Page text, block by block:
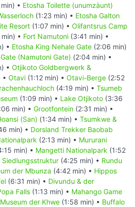
• Etosha Toilette (unumzäunt)
(1:23 min) • Etosha Galton
Resort (1:07 min) • Olifantsrus Camp
• Fort Namutoni (3:41 min) •
• Etosha King Nehale Gate (2:06 min)
(Namutoni Gate) (2:04 min) •
• Otjikoto Goldbergwerk &
• Otavi (1:12 min) • Otavi-Berge (2:52
(4:19 min) • Tsumeb
(1:09 min) • Lake Otjikoto (3:36
min) • Grootfontein (2:31 min) •
(San) (1:34 min) • Tsumkwe &
min) • Dorsland Trekker Baobab
(2:13 min) • Mururani
min) • Mangetti Nationalpark (1:52
Siedlungsstruktur (4:25 min) • Rundu
der Mbunza (4:42 min) • Hippos
(6:31 min) • Divundu & der
Falls (1:13 min) • Mahango Game
der Khwe (1:58 min) • Buffalo